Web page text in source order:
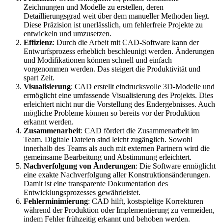
Zeichnungen und Modelle zu erstellen, deren
Detaillierungsgrad weit über dem manueller Methoden liegt.
Diese Präzision ist unerlässlich, um fehlerfreie Projekte zu
entwickeln und umzusetzen.
Effizienz: Durch die Arbeit mit CAD-Software kann der
Entwurfsprozess erheblich beschleunigt werden. Änderungen
und Modifikationen können schnell und einfach
vorgenommen werden. Das steigert die Produktivität und
spart Zeit.
Visualisierung: CAD erstellt eindrucksvolle 3D-Modelle und
ermöglicht eine umfassende Visualisierung des Projekts. Dies
erleichtert nicht nur die Vorstellung des Endergebnisses. Auch
mögliche Probleme können so bereits vor der Produktion
erkannt werden.
Zusammenarbeit: CAD fördert die Zusammenarbeit im
Team. Digitale Dateien sind leicht zugänglich. Sowohl
innerhalb des Teams als auch mit externen Partnern wird die
gemeinsame Bearbeitung und Abstimmung erleichtert.
Nachverfolgung von Änderungen: Die Software ermöglicht
eine exakte Nachverfolgung aller Konstruktionsänderungen.
Damit ist eine transparente Dokumentation des
Entwicklungsprozesses gewährleistet.
Fehlerminimierung: CAD hilft, kostspielige Korrekturen
während der Produktion oder Implementierung zu vermeiden,
indem Fehler frühzeitig erkannt und behoben werden.